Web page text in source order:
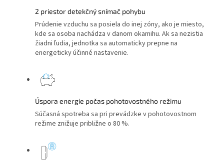
2 priestor detekčný snímač pohybu
Prúdenie vzduchu sa posiela do inej zóny, ako je miesto,
kde sa osoba nachádza v danom okamihu. Ak sa nezistia
žiadni ľudia, jednotka sa automaticky prepne na
energeticky účinné nastavenie.
Úspora energie počas pohotovostného režimu
Súčasná spotreba sa pri prevádzke v pohotovostnom
režime znižuje približne o 80 %.